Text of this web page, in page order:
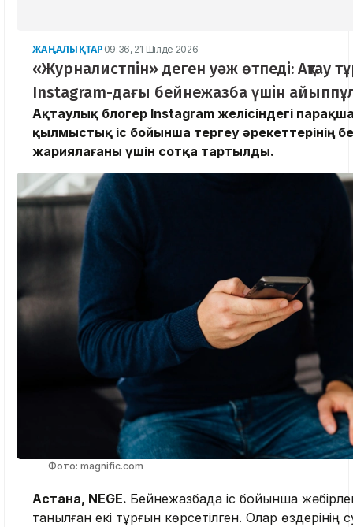
ЖАҢАЛЫҚТАР 09:36, 21 Шілде 2026
«Журналистпін» деген уәж өтпеді: Ақтау
Instagram-дағы бейнежазба үшін
Ақтаулық блогер Instagram желісіндегі
қылмыстық іс бойынша тергеу әрекеттерінің
жариялағаны үшін сотқа тартылды.
Фото: magnific.com
Астана, NEGE. Бейнежазбада іс бойынша
танылған екі тұрғын көрсетілген. Олар өздерінің